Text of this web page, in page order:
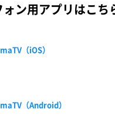
ン用アプリはこち
（iOS）
（Android）